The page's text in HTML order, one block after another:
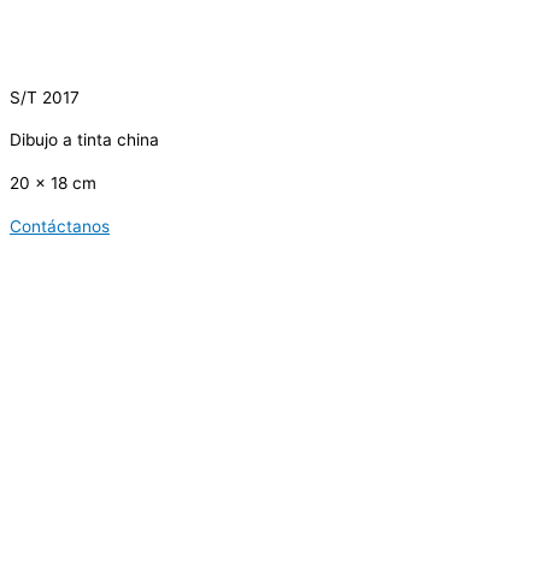
S/T 2017
Dibujo a tinta china
20 x 18 cm
Contáctanos